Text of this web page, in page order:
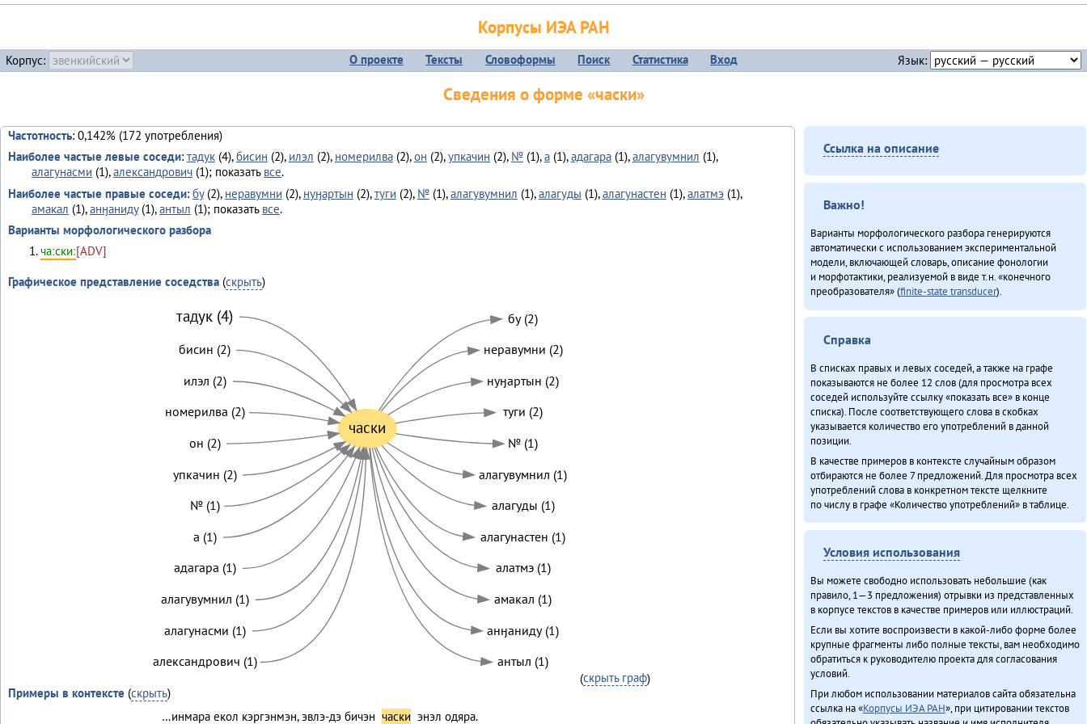
Корпусы ИЭА РАН
Корпус: О проекте Тексты Словоформы Поиск Статистика Вход Язык:
Сведения о форме «часки»
Частотность: 0,142% (172 употребления)
Наиболее частые левые соседи: тадук(4),бисин (2), илэл (2), номерилва(2),он (2),упкачин (2), №(1),а(1),адагара(1),алагувумнил (1),
алагунасми (1),александрович (1); показать все.
Наиболее частые правые соседи: бу(2), неравумни (2), нуӈартын (2),туги (2), №(1),алагувумнил (1),алагуды (1),алагунастен (1),алатмэ(1),
амакал (1),анӈаниду(1),антыл (1); показать все.
Варианты морфологического разбора
чаːскиː[ADV]
Графическое представление соседства(скрыть)
часки
бу (2)
неравумни (2)
нуӈартын (2)
туги (2)
№ (1)
алагувумнил (1)
алагуды (1)
алагунастен (1)
алатмэ (1)
амакал (1)
анӈаниду (1)
антыл (1)
тадук (4)
бисин (2)
илэл (2)
номерилва (2)
он (2)
упкачин (2)
№ (1)
а (1)
адагара (1)
алагувумнил (1)
алагунасми (1)
александрович (1)
(скрыть граф)
Примеры в контексте (скрыть)
…инмара екол кэргэнмэн, эвлэ-дэ бичэн часки энэл одяра.
Ссылка на описание
Важно!
Варианты морфологического разбора генерируются
автоматически с использованием экспериментальной
модели, включающей словарь, описание фонологии
и морфотактики, реализуемой в виде т.н. «конечного
преобразователя» (finite-state transducer).
Справка
В списках правых и левых соседей, а также на графе
показываются не более 12 слов (для просмотра всех
соседей используйте ссылку «показать все» в конце
списка). После соответствующего слова в скобках
указывается количество его употреблений в данной
позиции.
В качестве примеров в контексте случайным образом
отбираются не более 7 предложений. Для просмотра всех
употреблений слова в конкретном тексте щелкните
по числу в графе «Количество употреблений» в таблице.
Условия использования
Вы можете свободно использовать небольшие (как
правило, 1—3 предложения) отрывки из представленных
в корпусе текстов в качестве примеров или иллюстраций.
Если вы хотите воспроизвести в какой-либо форме более
крупные фрагменты либо полные тексты, вам необходимо
обратиться к руководителю проекта для согласования
условий.
При любом использовании материалов сайта обязательна
ссылка на «Корпусы ИЭА РАН», при цитировании текстов